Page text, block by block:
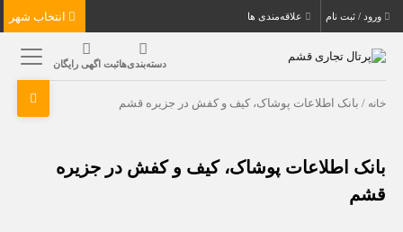
ورود / ثبت نام علاقه‌مندی ها
دسته‌بندی‌هاثبت اگهی رایگان
خانه / بانک اطلاعات پوشاک، کیف و کفش در جزیره قشم
بانک اطلاعات پوشاک، کیف و کفش در جزیره
قشم